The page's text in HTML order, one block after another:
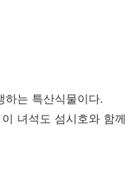
하는 특산식물이다.
녀석도 섬시호와 함